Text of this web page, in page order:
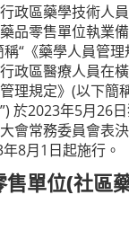
行政區藥學技術人
品零售單位執業
“《藥學人員管理
行政區醫療人員在
理規定》(以下簡
於2023年5月26
會常務委員會表
8月1日起施行。
售單位(社區